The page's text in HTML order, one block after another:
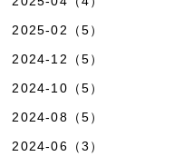
2025-02（5）
2024-12（5）
2024-10（5）
2024-08（5）
2024-06（3）